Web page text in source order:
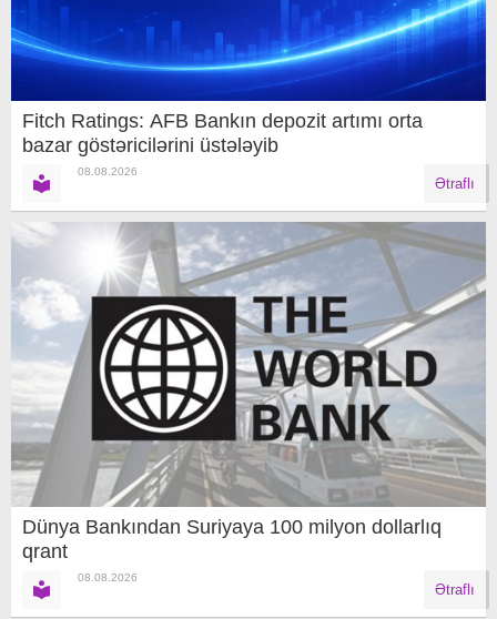
Fitch Ratings: AFB Bankın depozit artımı orta
bazar göstəricilərini üstələyib
08.08.2026
Ətraflı
Dünya Bankından Suriyaya 100 milyon dollarlıq
qrant
08.08.2026
Ətraflı